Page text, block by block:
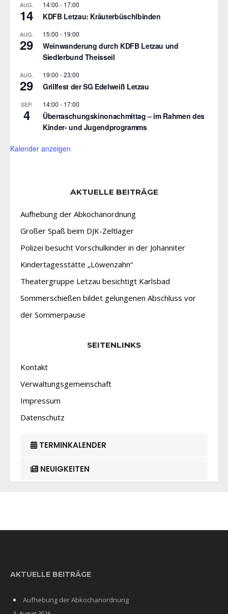
AUG.
14
14:00 - 17:00
KDFB Letzau: Kräuterbüschlbinden
AUG.
29
15:00 - 19:00
Weinwanderung durch KDFB Letzau und
Siedlerbund Theisseil
AUG.
29
19:00 -23:00
Grillfest der SG Edelweiß Letzau
SEP.
4
14:00 - 17:00
Überraschungskinonachmittag – im Rahmen des
Kinder- und Jugendprogramms
Kalender anzeigen
AKTUELLE BEITRÄGE
Aufhebung der Abkochanordnung
Großer Spaß beim DJK-Zeltlager
Polizei besucht Vorschulkinder in der Johanniter
Kindertagesstätte „Löwenzahn“
Theatergruppe Letzau besichtigt Karlsbad
Sommerschießen bildet gelungenen Abschluss vor
der Sommerpause
SEITENLINKS
Kontakt
Verwaltungsgemeinschaft
Impressum
Datenschutz
TERMINKALENDER
NEUIGKEITEN
AKTUELLE BEITRÄGE
Aufhebung der Abkochanordnung